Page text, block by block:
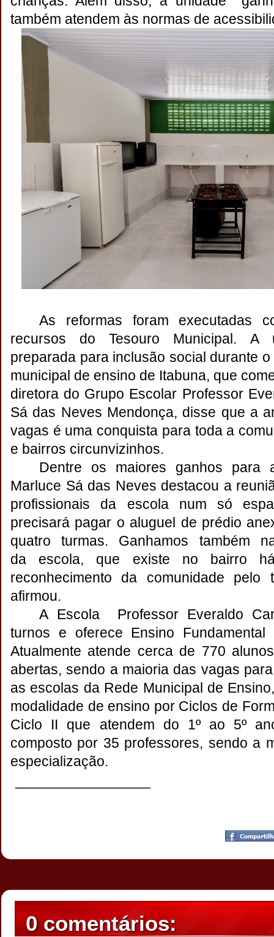
também atendem às normas de
As reformas foram executadas
recursos do Tesouro Municipal. A
preparada para inclusão social durante
municipal de ensino de Itabuna, que
diretora do Grupo Escolar Professor
Sá das Neves Mendonça, disse que a
vagas é uma conquista para toda a
e bairros circunvizinhos.
Dentre os maiores ganhos para
Marluce Sá das Neves destacou a
profissionais da escola num só
precisará pagar o aluguel de prédio
quatro turmas. Ganhamos também
da escola, que existe no bairro
reconhecimento da comunidade pelo
afirmou.
A Escola Professor Everaldo
turnos e oferece Ensino
Atualmente atende cerca de 770
abertas, sendo a maioria das vagas
as escolas da Rede Municipal de
modalidade de ensino por Ciclos de
Ciclo II que atendem do 1º ao 5º
composto por 35 professores, sendo a
especialização.
21:49
0 comentários: